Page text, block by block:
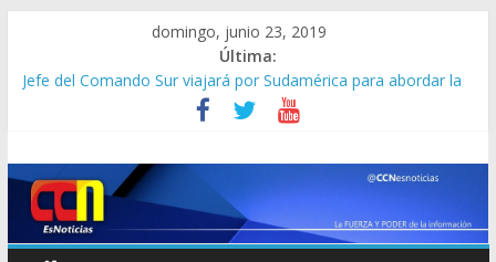
domingo, junio 23, 2019
Última:
Jefe del Comando Sur viajará por Sudamérica para abordar la
Detienen a “El Yiyo” uno de los 10 más buscados en Carabobo
taxi
Lo que se sabe de los militares y funcionarios del Cicpc
detenidos en las últimas horas
Corpoelec apuesta por un Frankenstein para el Zulia